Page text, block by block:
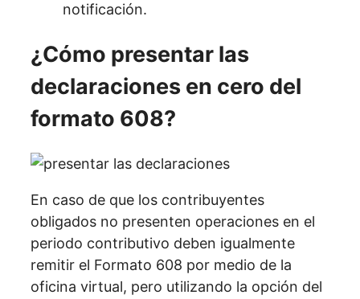
notificación.
¿Cómo presentar las
declaraciones en cero del
formato 608?
En caso de que los contribuyentes
obligados no presenten operaciones en el
periodo contributivo deben igualmente
remitir el Formato 608 por medio de la
oficina virtual, pero utilizando la opción del